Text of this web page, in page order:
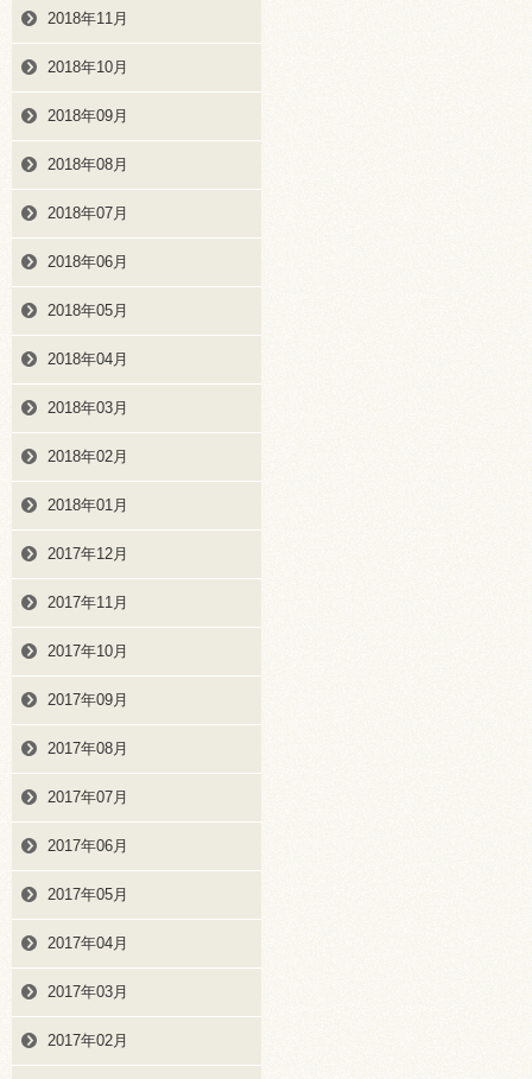
2018年11月
2018年10月
2018年09月
2018年08月
2018年07月
2018年06月
2018年05月
2018年04月
2018年03月
2018年02月
2018年01月
2017年12月
2017年11月
2017年10月
2017年09月
2017年08月
2017年07月
2017年06月
2017年05月
2017年04月
2017年03月
2017年02月